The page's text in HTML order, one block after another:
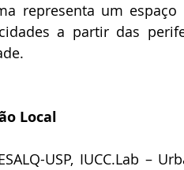
representa um
a partir das
Local
USP, IUCC.Lab –